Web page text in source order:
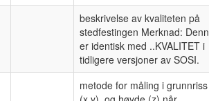
beskrivelse av kvaliteten på
stedfestingen Merknad:
er identisk med ..KVALITET i
tidligere versjoner av SOSI.
metode for måling i grunnriss